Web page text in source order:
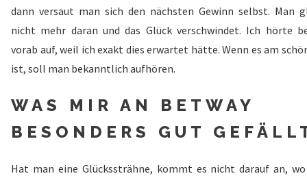
dann versaut man sich den nächsten Gewinn selbst. Man
nicht mehr daran und das Glück verschwindet. Ich hörte
vorab auf, weil ich exakt dies erwartet hätte. Wenn es am
ist, soll man bekanntlich aufhören.
WAS MIR AN BETWAY
BESONDERS GUT
Hat man eine Glückssträhne, kommt es nicht darauf an,